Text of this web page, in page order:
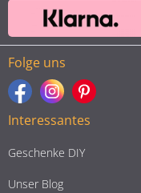
Folge uns
Interessantes
Geschenke DIY
Unser Blog